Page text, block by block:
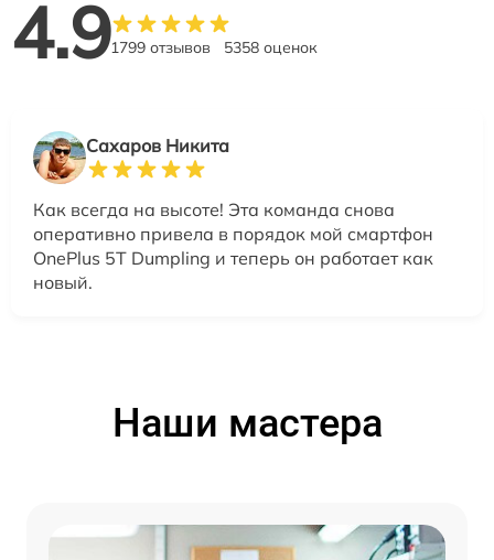
4.91799 отзывов 5358 оценок
Сахаров Никита
Как всегда на высоте! Эта команда снова
оперативно привела в порядок мой смартфон
OnePlus 5T Dumpling и теперь он работает как
новый.
Наши мастера